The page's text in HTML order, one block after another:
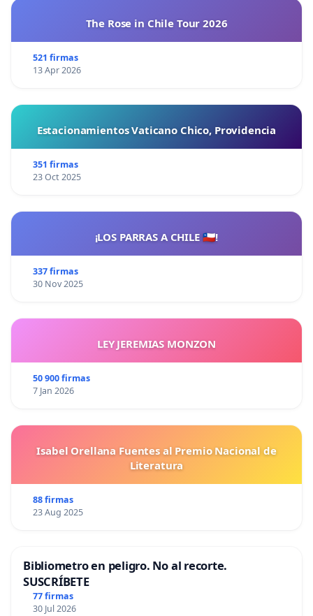
The Rose in Chile Tour 2026
521 firmas
13 Apr 2026
Estacionamientos Vaticano Chico, Providencia
351 firmas
23 Oct 2025
¡LOS PARRAS A CHILE 🇨🇱!
337 firmas
30 Nov 2025
LEY JEREMIAS MONZON
50 900 firmas
7 Jan 2026
Isabel Orellana Fuentes al Premio Nacional de
Literatura
88 firmas
23 Aug 2025
Bibliometro en peligro. No al recorte.
SUSCRÍBETE
77 firmas
30 Jul 2026